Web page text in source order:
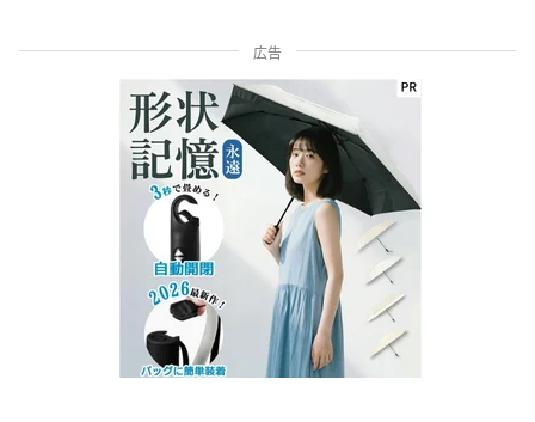
広告